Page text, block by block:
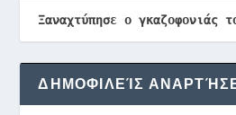
Ξαναχτύπησε ο γκαζοφονιάς
ΔΗΜΟΦΙΛΕΊΣ